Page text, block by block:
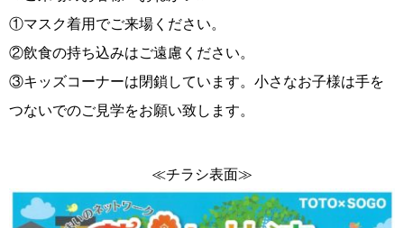
①マスク着用でご来場ください。
②飲食の持ち込みはご遠慮ください。
③キッズコーナーは閉鎖しています。小さなお子様は手を
つないでのご見学をお願い致します。
≪チラシ表面≫